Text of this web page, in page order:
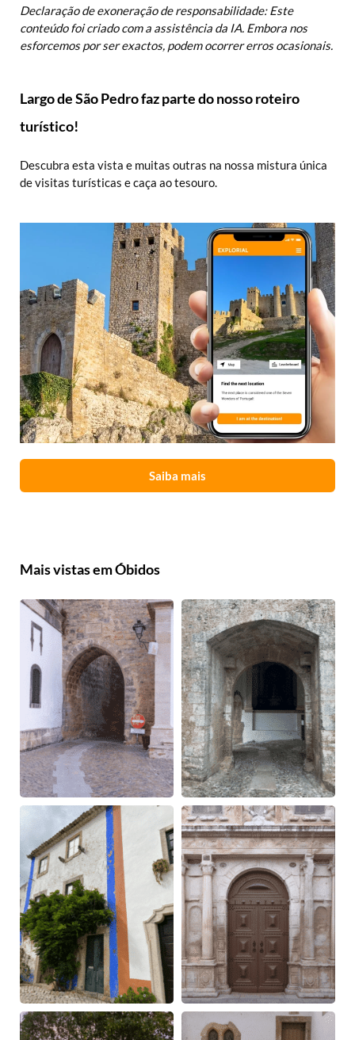
Declaração de exoneração de responsabilidade: Este
conteúdo foi criado com a assistência da IA. Embora nos
esforcemos por ser exactos, podem ocorrer erros ocasionais.
Largo de São Pedro faz parte do nosso roteiro
turístico!
Descubra esta vista e muitas outras na nossa mistura única
de visitas turísticas e caça ao tesouro.
Saiba mais
Mais vistas em Óbidos